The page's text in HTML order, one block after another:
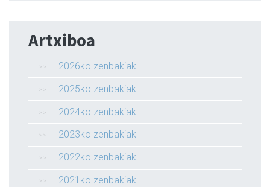
Artxiboa
2026ko zenbakiak
2025ko zenbakiak
2024ko zenbakiak
2023ko zenbakiak
2022ko zenbakiak
2021ko zenbakiak